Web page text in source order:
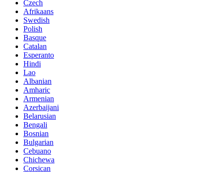
Czech
Afrikaans
Swedish
Polish
Basque
Catalan
Esperanto
Hindi
Lao
Albanian
Amharic
Armenian
Azerbaijani
Belarusian
Bengali
Bosnian
Bulgarian
Cebuano
Chichewa
Corsican